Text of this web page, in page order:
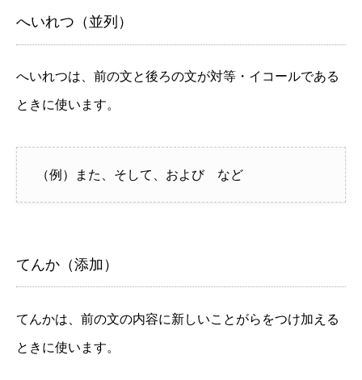
へいれつ（並列）
へいれつは、前の文と後ろの文が対等・イコールである
ときに使います。
（例）また、そして、および など
てんか（添加）
てんかは、前の文の内容に新しいことがらをつけ加える
ときに使います。